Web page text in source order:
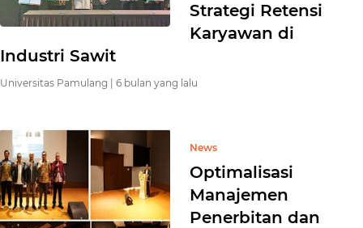
Strategi Retensi
Karyawan di
Industri Sawit
Universitas Pamulang | 6 bulan yang lalu
News
Optimalisasi
Manajemen
Penerbitan dan